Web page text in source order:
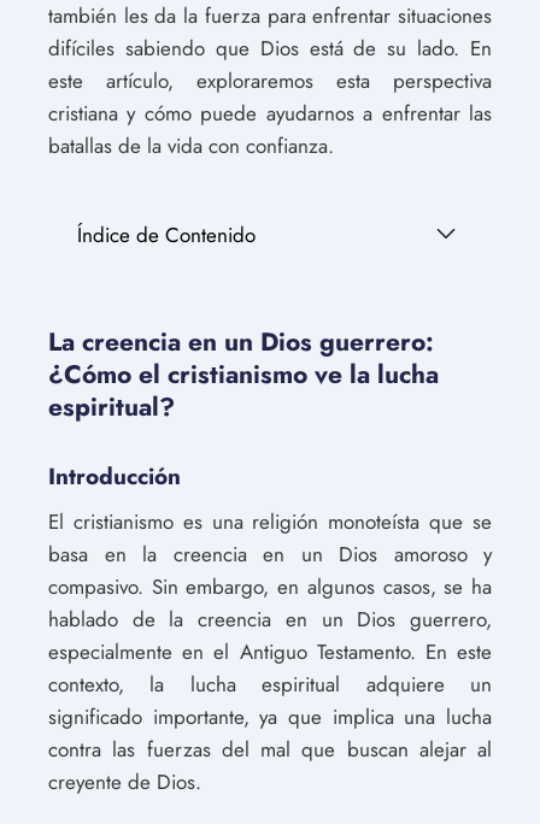
también les da la fuerza para enfrentar situaciones
difíciles sabiendo que Dios está de su lado. En
este artículo, exploraremos esta perspectiva
cristiana y cómo puede ayudarnos a enfrentar las
batallas de la vida con confianza.
Índice de Contenido
La creencia en un Dios guerrero:
¿Cómo el cristianismo ve la lucha
espiritual?
Introducción
El cristianismo es una religión monoteísta que se
basa en la creencia en un Dios amoroso y
compasivo. Sin embargo, en algunos casos, se ha
hablado de la creencia en un Dios guerrero,
especialmente en el Antiguo Testamento. En este
contexto, la lucha espiritual adquiere un
significado importante, ya que implica una lucha
contra las fuerzas del mal que buscan alejar al
creyente de Dios.